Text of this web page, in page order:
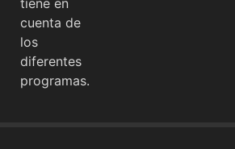
tiene en
cuenta de
los
diferentes
programas.